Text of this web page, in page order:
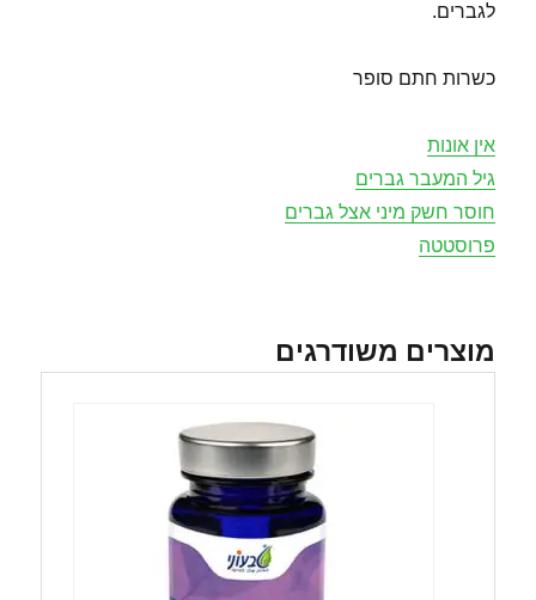
לגברים.
כשרות חתם סופר
אין אונות
גיל המעבר גברים
חוסר חשק מיני אצל גברים
פרוסטטה
מוצרים משודרגים